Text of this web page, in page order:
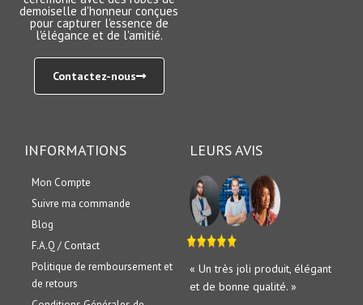
demoiselle d'honneur conçues
pour capturer l'essence de
l'élégance et de l'amitié.
Contactez-nous
INFORMATIONS
Mon Compte
Suivre ma commande
Blog
F.A.Q / Contact
Politique de remboursement et
de retours
LEURS AVIS
« Un très joli produit, élégant
et de bonne qualité. »